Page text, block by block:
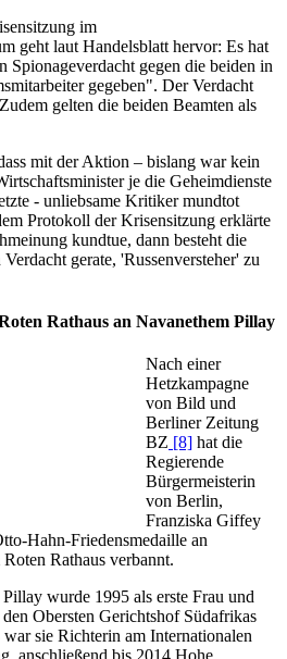
im
geht laut Handelsblatt hervor: Es hat
Spionageverdacht gegen die beiden in
gegeben". Der Verdacht
gelten die beiden Beamten als
mit der Aktion – bislang war kein
je die Geheimdienste
- unliebsame Kritiker mundtot
Protokoll der Krisensitzung erklärte
kundtue, dann besteht die
gerate, 'Russenversteher' zu
Rathaus an Navanethem Pillay
Nach einer
Hetzkampagne
von Bild und
Berliner Zeitung
BZ [8] hat die
Regierende
Bürgermeisterin
von Berlin,
Franziska Giffey
Hahn-Friedensmedaille an
Rathaus verbannt.
wurde 1995 als erste Frau und
Obersten Gerichtshof Südafrikas
sie Richterin am Internationalen